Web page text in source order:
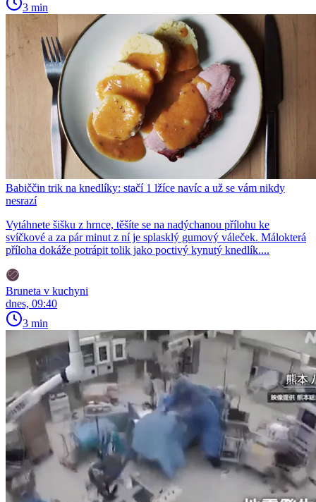
3 min
Babiččin trik na knedlíky: stačí 1 lžíce navíc a už se vám nikdy
nesrazí
Vytáhnete šišku z hrnce, těšíte se na nadýchanou přílohu ke
svíčkové a za pár minut z ní je splasklý gumový váleček. Málokterá
příloha dokáže potrápit tolik jako poctivý kynutý knedlík....
Bruneta v kuchyni
dnes, 09:40
3 min